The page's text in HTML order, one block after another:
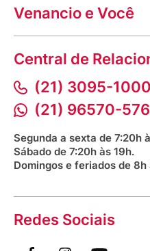
Indique seu imóvel
Aniversário Venancio 2025
Mecânica de promoções
Dúvidas frequentes
Prazos e entregas
Bioimpedância Gratuita
Venancio e Você
VClube - Programa de
Fale com o farmacêutico
Fale conosco
Procon RJ
Saúde na praça
Central de
(21) 3095-1000
(21) 96570-
Segunda a sexta de 7:20h
Sábado de 7:20h às 19h.
Domingos e feriados de 8h
Redes Sociais